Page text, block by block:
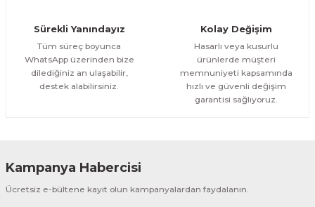
300,00 TL %25
CeSht
CeSht
Pembe Fonlu Good Things Are Coming Yazılı Tek Parça Ahşap Çerçeveli
Sürekli Yanındayız
Tüm süreç boyunca
WhatsApp üzerinden bize
dilediğiniz an ulaşabilir,
destek alabilirsiniz.
Kolay Değişim
Hasarlı veya kusurlu
ürünlerde müşteri
memnuniyeti kapsamında
hızlı ve güvenli değişim
garantisi sağlıyoruz.
Kampanya Habercisi
Ücretsiz e-bültene kayıt olun kampanyalardan faydalanın.